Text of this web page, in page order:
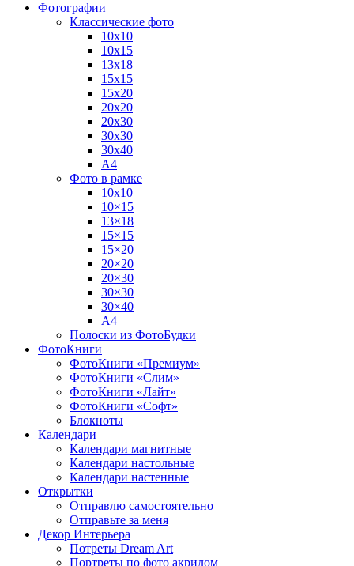
Фотографии
Классические фото
10х10
10х15
13х18
15х15
15х20
20х20
20х30
30х30
30х40
А4
Фото в рамке
10х10
10×15
13×18
15×15
15×20
20×20
20×30
30×30
30×40
A4
Полоски из ФотоБудки
ФотоКниги
ФотоКниги «Премиум»
ФотоКниги «Слим»
ФотоКниги «Лайт»
ФотоКниги «Софт»
Блокноты
Календари
Календари магнитные
Календари настольные
Календари настенные
Открытки
Отправлю самостоятельно
Отправьте за меня
Декор Интерьера
Потреты Dream Art
Портреты по фото акрилом